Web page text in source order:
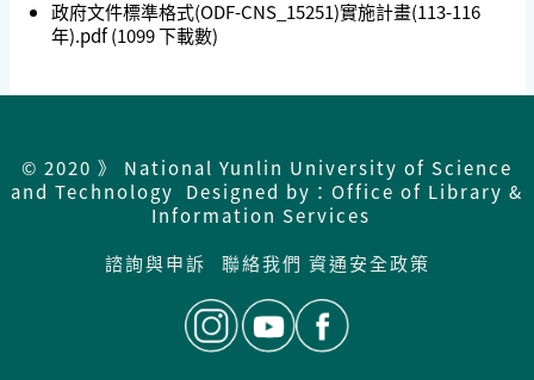
政府文件標準格式(ODF-CNS_15251)實施計畫(113-116
年).pdf (1099 下載數)
© 2020 》 National Yunlin University of Science
and Technology Designed by：Office of Library &
Information Services
諮詢與申訴
聯絡我們 資通安全政策